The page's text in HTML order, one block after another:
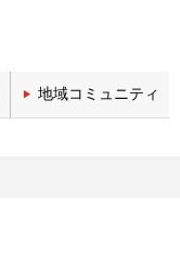
地域コミュニティ